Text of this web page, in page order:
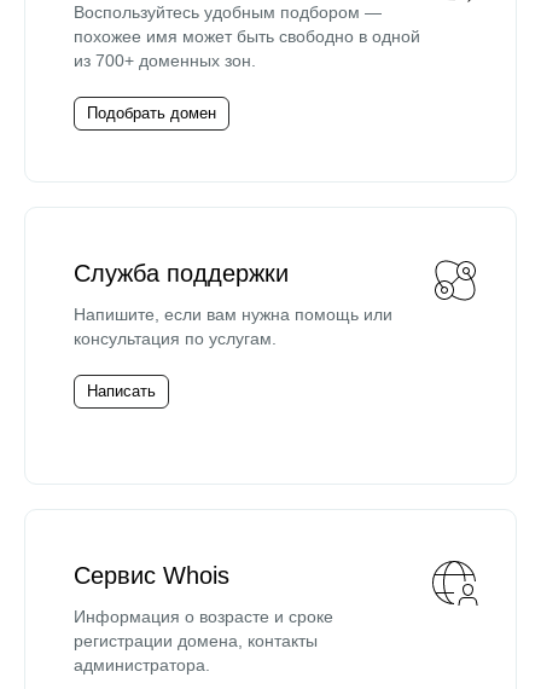
Воспользуйтесь удобным подбором —
похожее имя может быть свободно в одной
из 700+ доменных зон.
Подобрать домен
Служба поддержки
Напишите, если вам нужна помощь или
консультация по услугам.
Написать
Сервис Whois
Информация о возрасте и сроке
регистрации домена, контакты
администратора.